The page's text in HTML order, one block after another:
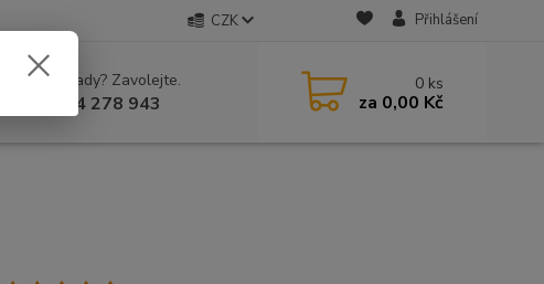
CZK Přihlášení
Nevíte si rady? Zavolejte.
+420 604 278 943
0 ks
za 0,00 Kč